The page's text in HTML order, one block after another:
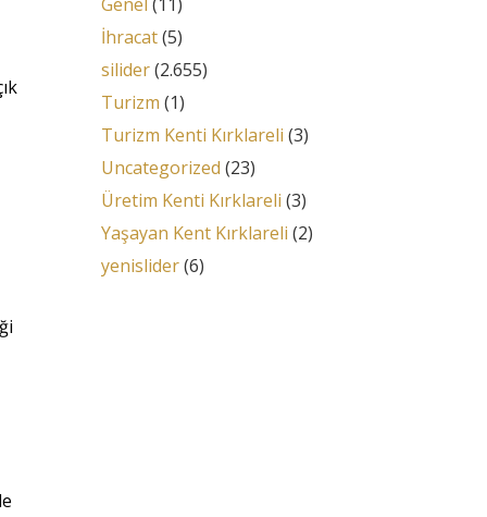
İhracat(5)
silider(2.655)
Turizm (1)
Turizm Kenti Kırklareli (3)
Uncategorized (23)
Üretim Kenti Kırklareli (3)
Yaşayan Kent Kırklareli (2)
yenislider(6)